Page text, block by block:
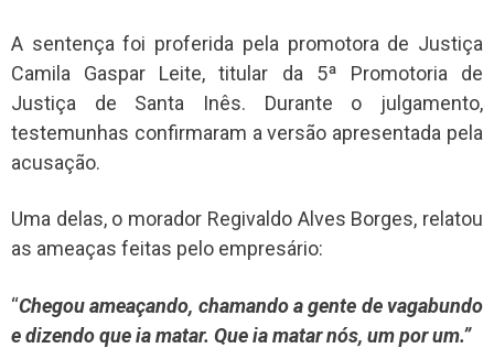
A sentença foi proferida pela promotora de Justiça
Camila Gaspar Leite, titular da 5ª Promotoria de
Justiça de Santa Inês. Durante o julgamento,
testemunhas confirmaram a versão apresentada pela
acusação.
Uma delas, o morador Regivaldo Alves Borges, relatou
as ameaças feitas pelo empresário:
“Chegou ameaçando, chamando a gente de vagabundo
e dizendo que ia matar. Que ia matar nós, um por um.”